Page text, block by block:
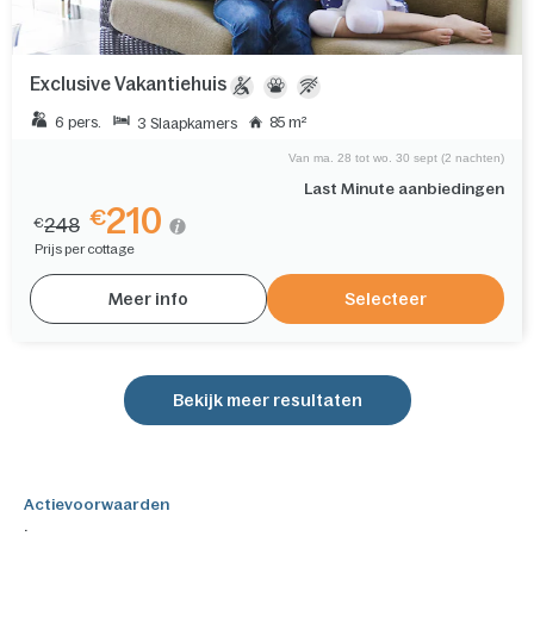
Exclusive Vakantiehuis
6 pers. 3 Slaapkamers 85 m²
Last Minute aanbiedingen
Van ma. 28 tot wo. 30 sept (2 nachten)
€248 €210
Prijs per cottage
Meer info Selecteer
Bekijk meer resultaten
Actievoorwaarden
.